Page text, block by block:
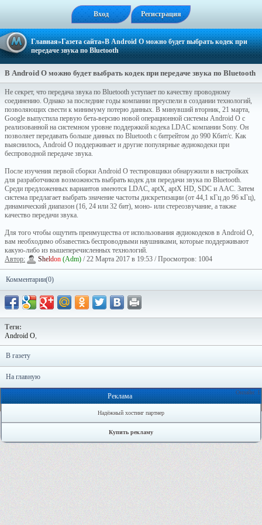
Вход Регистрация
Главная»Газета сайта»В Android O можно будет выбрать кодек при
передаче звука по Bluetooth
В Android O можно будет выбрать кодек при передаче звука по Bluetooth
Не секрет, что передача звука по Bluetooth уступает по качеству проводному
соединению. Однако за последние годы компании преуспели в создании технологий,
позволяющих свести к минимуму потерю данных. В минувший вторник, 21 марта,
Google выпустила первую бета-версию новой операционной системы Android O с
реализованной на системном уровне поддержкой кодека LDAC компании Sony. Он
позволяет передавать больше данных по Bluetooth с битрейтом до 990 Кбит/с. Как
выяснилось, Android O поддерживает и другие популярные аудиокодеки при
беспроводной передаче звука.
После изучения первой сборки Android O тестировщики обнаружили в настройках
для разработчиков возможность выбрать кодек для передачи звука по Bluetooth.
Среди предложенных вариантов имеются LDAC, aptX, aptX HD, SDC и AAC. Затем
система предлагает выбрать значение частоты дискретизации (от 44,1 кГц до 96 кГц),
динамический диапазон (16, 24 или 32 бит), моно- или стереозвучание, а также
качество передачи звука.
Для того чтобы ощутить преимущества от использования аудиокодеков в Android O,
вам необходимо обзавестись беспроводными наушниками, которые поддерживают
какую-либо из вышеперечисленных технологий.
Автор:
Sheldon (Adm) / 22 Марта 2017 в 19:53 / Просмотров: 1004
Комментарии(0)
Теги:
Android O,
В газету
На главную
Онлайн: 1
Реклама
Надёжный хостинг партнер
Купить рекламу